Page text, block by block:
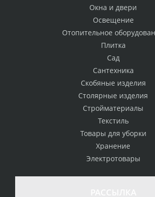
Окна и двери
Освещение
Отопительное
Плитка
Сад
Сантехника
Скобяные изделия
Столярные изделия
Стройматериалы
Текстиль
Товары для уборки
Хранение
Электротовары